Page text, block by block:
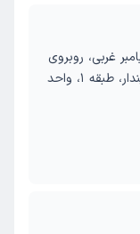
غربی، روبروی
مرکز خرید کوروش، ساختمان پندار، طبقه 1، واحد